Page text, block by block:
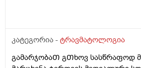
da swored midevs pexi xonsaertod
machers vgrdznob da titqos im shua
ara gamagrebuli araperi davijero ukan
კატეგორია - ტრავმატოლოგია
გამარჯობაᲗ გᲗხოვ სასწრაფოდ